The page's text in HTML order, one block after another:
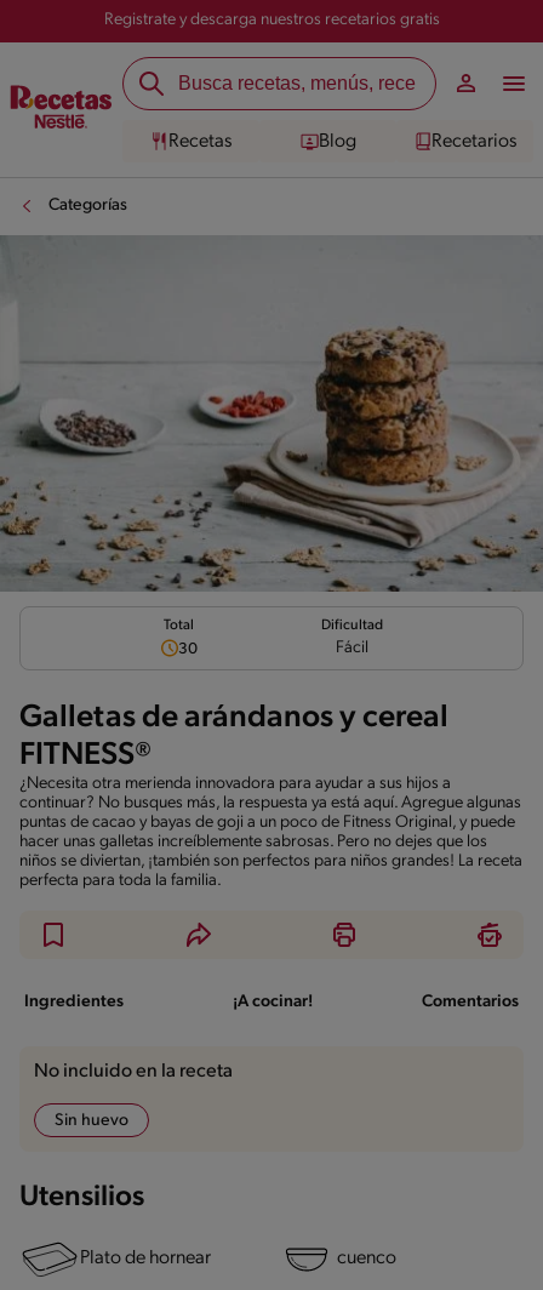
Registrate y descarga nuestros recetarios gratis
Recetas Blog Recetarios
Categorías
Total
30
Dificultad
Fácil
Galletas de arándanos y cereal
FITNESS®
¿Necesita otra merienda innovadora para ayudar a sus hijos a
continuar? No busques más, la respuesta ya está aquí. Agregue algunas
puntas de cacao y bayas de goji a un poco de Fitness Original, y puede
hacer unas galletas increíblemente sabrosas. Pero no dejes que los
niños se diviertan, ¡también son perfectos para niños grandes! La receta
perfecta para toda la familia.
Ingredientes ¡A cocinar! Comentarios
No incluido en la receta
Sin huevo
Utensilios
Plato de hornear cuenco